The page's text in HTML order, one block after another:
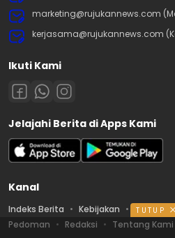
marketing@rujukannews.com
kerjasama@rujukannews.com
Ikuti Kami
Jelajahi Berita di Apps Kami
Kanal
Indeks Berita Kebijakan Ketentuan
Pedoman
Redaksi Tentang Kami
TUTUP